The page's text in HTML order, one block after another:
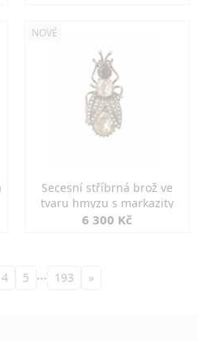
NOVÉ
Secesní stříbrná brož ve
tvaru hmyzu s markazity
6 300 Kč
4 5 … 193 »